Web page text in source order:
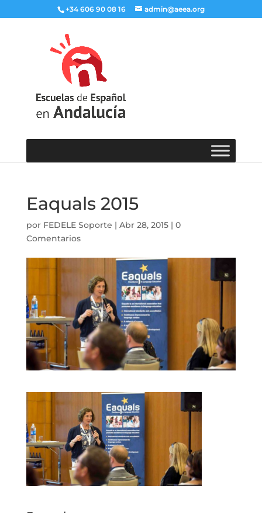
+34 606 90 08 16 admin@aeea.org
Eaquals 2015
por FEDELE Soporte | Abr 28, 2015| 0
Comentarios